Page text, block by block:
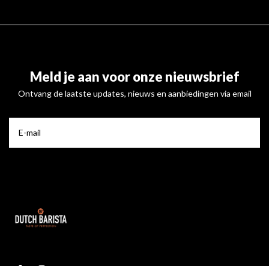
Meld je aan voor onze nieuwsbrief
Ontvang de laatste updates, nieuws en aanbiedingen via email